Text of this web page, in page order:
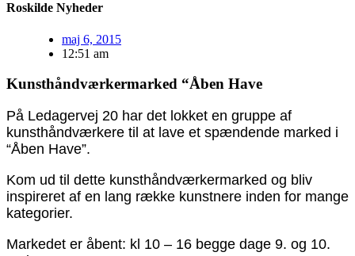
Roskilde Nyheder
maj 6, 2015
12:51 am
Kunsthåndværkermarked “Åben Have
På Ledagervej 20 har det lokket en gruppe af
kunsthåndværkere til at lave et spændende marked i
“Åben Have”.
Kom ud til dette kunsthåndværkermarked og bliv
inspireret af en lang række kunstnere inden for mange
kategorier.
Markedet er åbent: kl 10 – 16 begge dage 9. og 10.